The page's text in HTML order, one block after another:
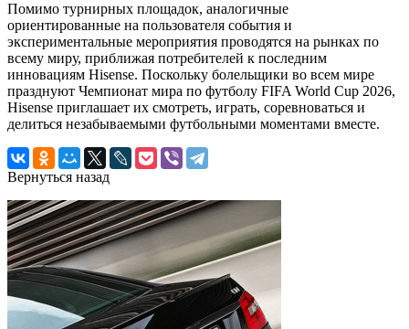
Помимо турнирных площадок, аналогичные
ориентированные на пользователя события и
экспериментальные мероприятия проводятся на рынках по
всему миру, приближая потребителей к последним
инновациям Hisense. Поскольку болельщики во всем мире
празднуют Чемпионат мира по футболу FIFA World Cup 2026,
Hisense приглашает их смотреть, играть, соревноваться и
делиться незабываемыми футбольными моментами вместе.
Вернуться назад